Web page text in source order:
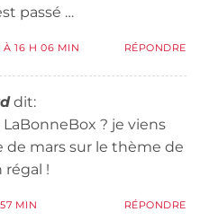
passé …
À 16 H 06 MIN RÉPONDRE
dit:
? je viens
de mars sur le thème de
régal !
MIN RÉPONDRE